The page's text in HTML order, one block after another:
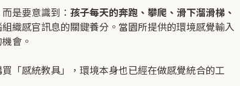
是要意識到： 孩子每天的奔跑、攀爬、滑下溜滑梯、
織感官訊息的關鍵養分。當園所提供的環境感覺輸入
會。
「感統教具」，環境本身也已經在做感覺統合的工